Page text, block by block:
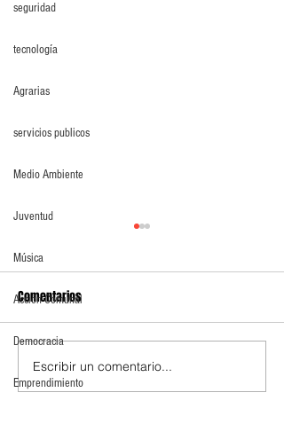
seguridad
tecnología
Agrarias
servicios publicos
Medio Ambiente
Juventud
Música
Acción Comunal
Democracia
Emprendimiento
SE graduaron técnicos para
atender incendios, rescates
Comentarios
Escribir un comentario...